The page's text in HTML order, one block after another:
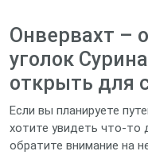
Онвервахт –
уголок
открыть для
Если вы планируете
хотите увидеть что‑то
обратите внимание на